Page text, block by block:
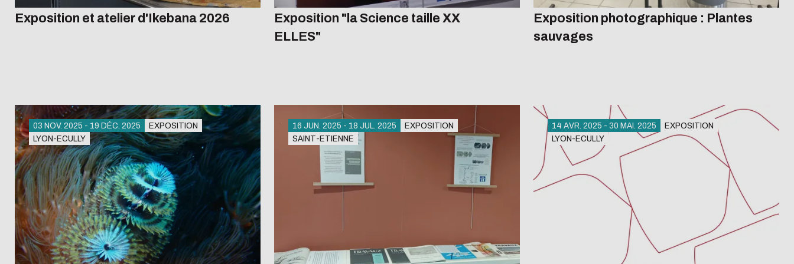
Exposition et atelier d'Ikebana 2026
Exposition "la Science taille XX
ELLES"
Exposition photographique : Plantes
sauvages
03 NOV. 2025 - 19 DÉC. 2025
EXPOSITION
LYON-ECULLY
Showroom du Skylab
16 JUN. 2025 - 18 JUL. 2025
EXPOSITION
SAINT-ETIENNE
Bibliothèque Wangari Maathai
14 AVR. 2025 - 30 MAI. 2025
EXPOSITION
LYON-ECULLY